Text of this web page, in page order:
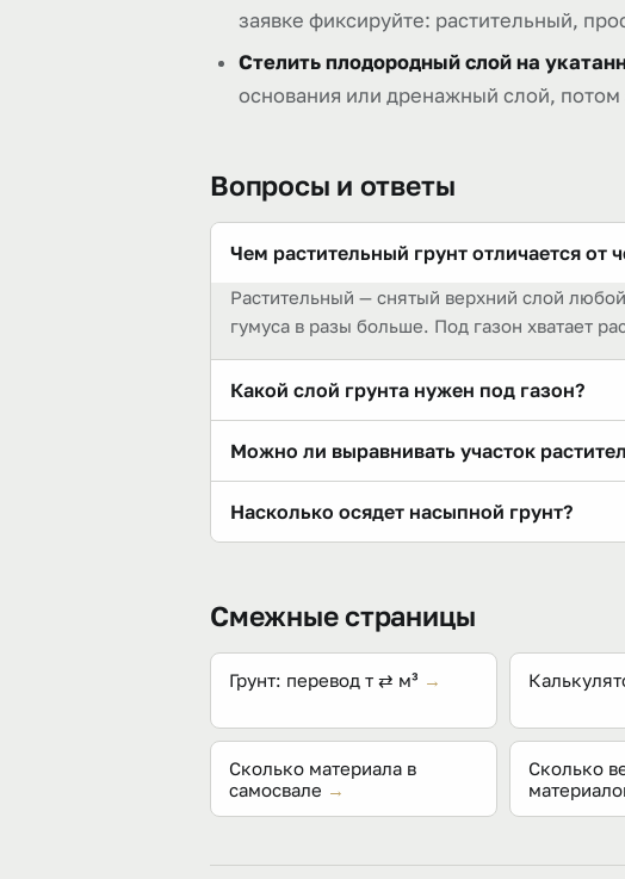
заявке фиксируйте: растительный,
Стелить плодородный слой на
основания или дренажный слой, потом
Вопросы и ответы
Чем растительный грунт отличается от
Растительный — снятый верхний слой
гумуса в разы больше. Под газон хватает
Какой слой грунта нужен под газон?
удобно прикинуть в конвертере тонн и
Можно ли выравнивать участок
растительным укрывают только верх.
Насколько осядет насыпной грунт?
Смежные страницы
Грунт: перевод т ⇄ м³ →
Сколько материала в
самосвале →
Сколько